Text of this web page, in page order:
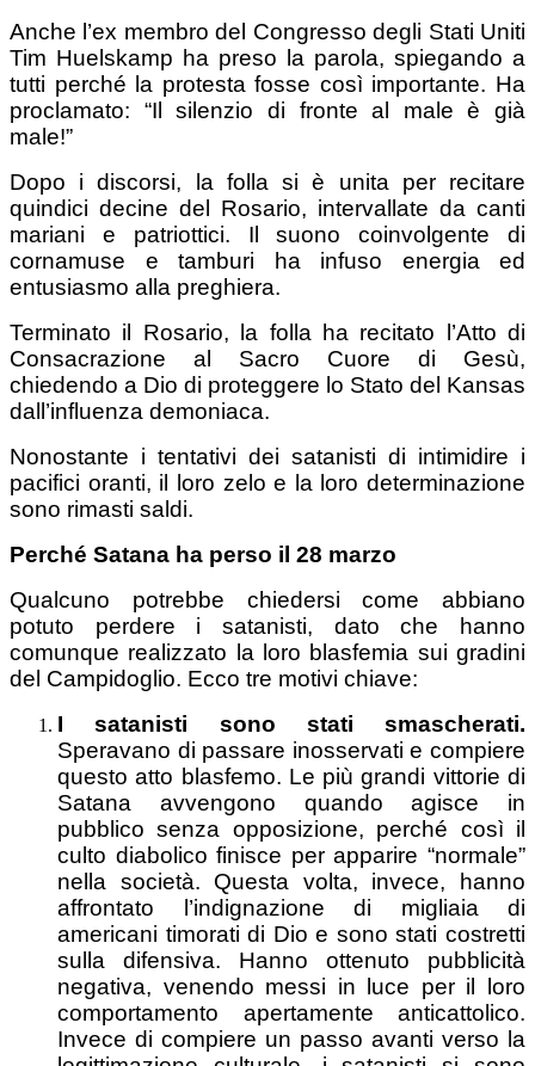
Anche l’ex membro del Congresso degli Stati Uniti
Tim Huelskamp ha preso la parola, spiegando a
tutti perché la protesta fosse così importante. Ha
proclamato: “Il silenzio di fronte al male è già
male!”
Dopo i discorsi, la folla si è unita per recitare
quindici decine del Rosario, intervallate da canti
mariani e patriottici. Il suono coinvolgente di
cornamuse e tamburi ha infuso energia ed
entusiasmo alla preghiera.
Terminato il Rosario, la folla ha recitato l’Atto di
Consacrazione al Sacro Cuore di Gesù,
chiedendo a Dio di proteggere lo Stato del Kansas
dall’influenza demoniaca.
Nonostante i tentativi dei satanisti di intimidire i
pacifici oranti, il loro zelo e la loro determinazione
sono rimasti saldi.
Perché Satana ha perso il 28 marzo
Qualcuno potrebbe chiedersi come abbiano
potuto perdere i satanisti, dato che hanno
comunque realizzato la loro blasfemia sui gradini
del Campidoglio. Ecco tre motivi chiave:
I satanisti sono stati smascherati.
Speravano di passare inosservati e compiere
questo atto blasfemo. Le più grandi vittorie di
Satana avvengono quando agisce in
pubblico senza opposizione, perché così il
culto diabolico finisce per apparire “normale”
nella società. Questa volta, invece, hanno
affrontato l’indignazione di migliaia di
americani timorati di Dio e sono stati costretti
sulla difensiva. Hanno ottenuto pubblicità
negativa, venendo messi in luce per il loro
comportamento apertamente anticattolico.
Invece di compiere un passo avanti verso la